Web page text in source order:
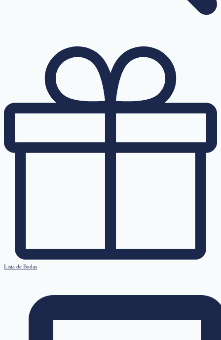
Lista de Bodas